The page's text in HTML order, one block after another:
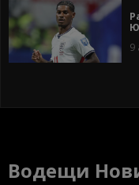
9
Водещи